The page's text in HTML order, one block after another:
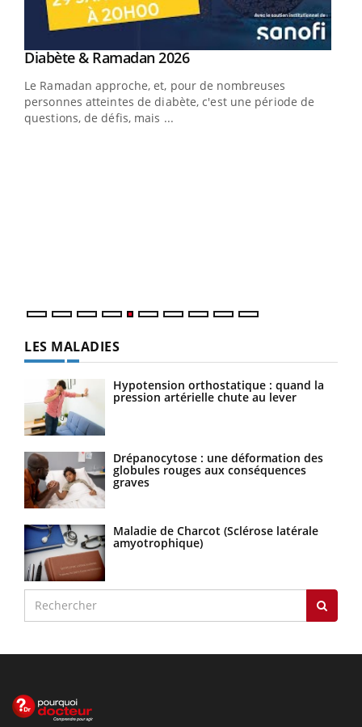
Youtube
Diabète & Ramadan 2026Youtube
Le Ramadan approche, et, pour de nombreuses
personnes atteintes de diabète, c'est une période de
questions, de défis, mais ...
LES MALADIES
Hypotension orthostatique : quand la
pression artérielle chute au lever
Drépanocytose : une déformation des
globules rouges aux conséquences
graves
Maladie de Charcot (Sclérose latérale
amyotrophique)